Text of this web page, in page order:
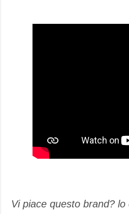
Vi piace questo brand?